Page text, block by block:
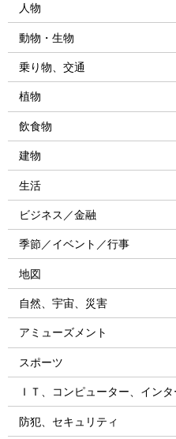
人物
動物・生物
乗り物、交通
植物
飲食物
建物
生活
ビジネス／金融
季節／イベント／行事
地図
自然、宇宙、災害
アミューズメント
スポーツ
ＩＴ、コンピューター、イン
防犯、セキュリティ